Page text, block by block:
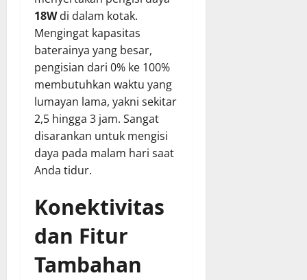
18Wdi dalam kotak.
Mengingat kapasitas
baterainya yang besar,
pengisian dari 0% ke 100%
membutuhkan waktu yang
lumayan lama, yakni sekitar
2,5 hingga 3 jam. Sangat
disarankan untuk mengisi
daya pada malam hari saat
Anda tidur.
Konektivitas
dan Fitur
Tambahan